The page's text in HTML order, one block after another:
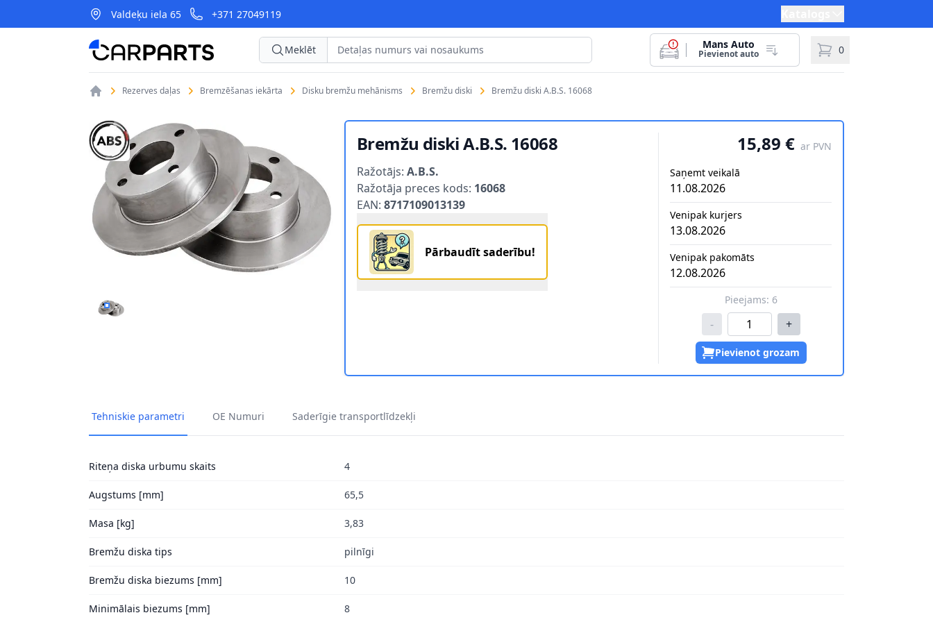
Valdeķu iela 65 +371 27049119
CarParts Meklēt Mans Auto
Pievienot auto 0
Rezerves daļas Bremzēšanas iekārta Disku bremžu mehānisms Bremžu diski Bremžu diski A.B.S. 16068
BREMŽU DISKI A.B.S. 16068 1
Bremžu diski A.B.S. 16068
Ražotājs: A.B.S.
Ražotāja preces kods: 16068
EAN: 8717109013139
Pārbaudīt saderību!
15,89 € ar PVN
Saņemt veikalā
11.08.2026
Venipak kurjers
13.08.2026
Venipak pakomāts
12.08.2026
Pieejams: 6
- +
Pievienot grozam
Tehniskie parametri OE Numuri Saderīgie transportlīdzekļi
Riteņa diska urbumu skaits 4
Augstums [mm] 65,5
Masa [kg] 3,83
Bremžu diska tips pilnīgi
Bremžu diska biezums [mm] 10
Minimālais biezums [mm] 8